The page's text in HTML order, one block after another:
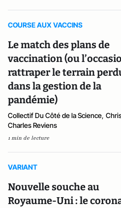
COURSE AUX VACCINS
Le match des plans de
vaccination (ou
rattraper le terrain
dans la gestion de la
pandémie)
Collectif Du Côté de la Science,
Charles Reviens
1 min de lecture
VARIANT
Nouvelle souche au
Royaume-Uni : le